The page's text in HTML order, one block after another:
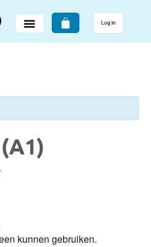
Log in
kunnen gebruiken.